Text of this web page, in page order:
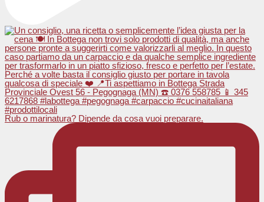
Rub o marinatura? Dipende da cosa vuoi preparare.